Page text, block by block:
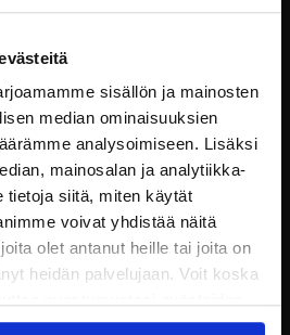
sisällön ja mainosten
median ominaisuuksien
analysoimiseen. Lisäksi
mainosalan ja analytiikka-
tietoja siitä, miten käytät
voivat yhdistää näitä
olet antanut heille tai joita on
heidän palvelujaan. Voit koska
.
Jyväskylä Oy